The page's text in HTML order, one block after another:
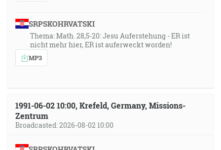
SRPSKOHRVATSKI
Thema: Math. 28,5-20: Jesu Auferstehung - ER ist
nicht mehr hier, ER ist auferweckt worden!
MP3
1991-06-02 10:00, Krefeld, Germany, Missions-
Zentrum
Broadcasted: 2026-08-02 10:00